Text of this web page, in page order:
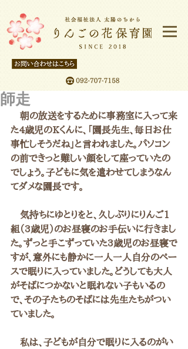
師走
朝の放送をするために事務室に入って来
た4歳児のKくんに、「園長先生、毎日お仕
事忙しそうだね」と言われました。パソコン
の前できっと難しい顔をして座っていたの
でしょう。子どもに気を遣わせてしまうなん
てダメな園長です。
気持ちにゆとりをと、久しぶりにりんご1
組（3歳児）のお昼寝のお手伝いに行きまし
た。ずっと手こずっていた3歳児のお昼寝で
すが、意外にも静かに一人一人自分のペー
スで眠りに入っていました。どうしても大人
がそばにつかないと眠れない子もいるの
で、その子たちのそばには先生たちがつい
ていました。
私は、子どもが自分で眠りに入るのがい